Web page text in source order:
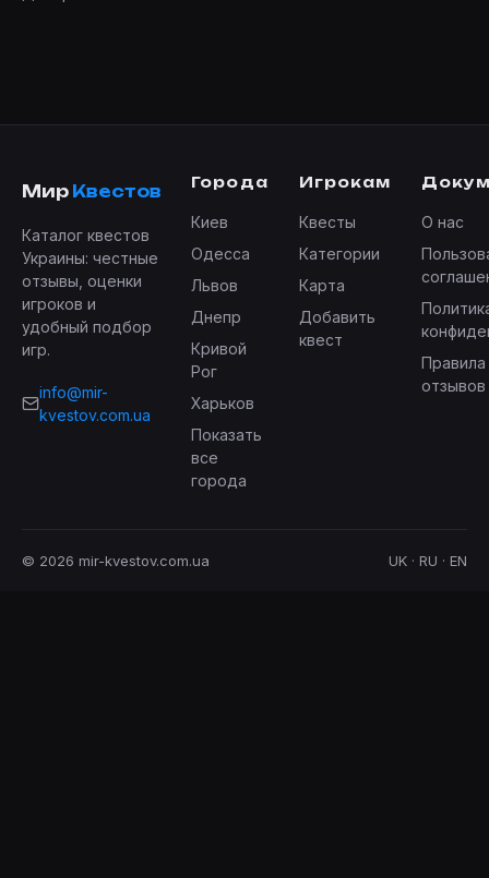
Мир Квестов
Каталог квестов
Украины: честные
отзывы, оценки
игроков и
удобный подбор
игр.
info@mir-
kvestov.com.ua
Города
Киев
Одесса
Львов
Днепр
Кривой
Рог
Харьков
Показать
все
города
Игрокам
Квесты
Категории
Карта
Добавить
квест
О нас
отзывов
© 2026 mir-kvestov.com.ua UK · RU · EN